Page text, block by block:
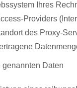
Ihres
Providers
des Proxy-
Daten